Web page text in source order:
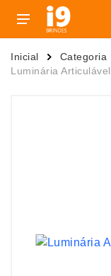
Inicial Categoria
Luminária